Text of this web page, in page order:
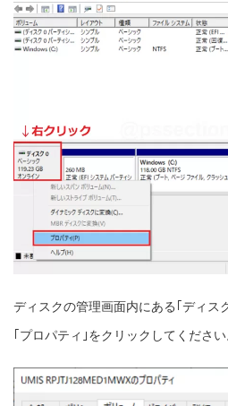
ディスクの管理画面内にある｢ディス
｢プロパティ｣をクリックしてください